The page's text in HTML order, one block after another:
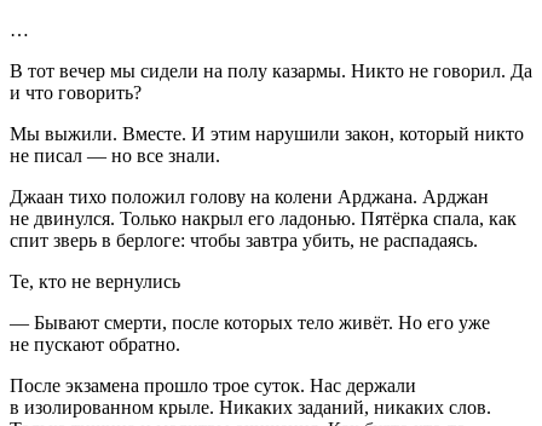
…
В тот вечер мы сидели на полу казармы. Никто не говорил. Да
и что говорить?
Мы выжили. Вместе. И этим нарушили закон, который никто
не писал — но все знали.
Джаан тихо положил голову на колени Арджана. Арджан
не двинулся. Только накрыл его ладонью. Пятёрка спала, как
спит зверь в берлоге: чтобы завтра убить, не распадаясь.
Те, кто не вернулись
— Бывают смерти, после которых тело живёт. Но его уже
не пускают обратно.
После экзамена прошло трое суток. Нас держали
в изолированном крыле. Никаких заданий, никаких слов.